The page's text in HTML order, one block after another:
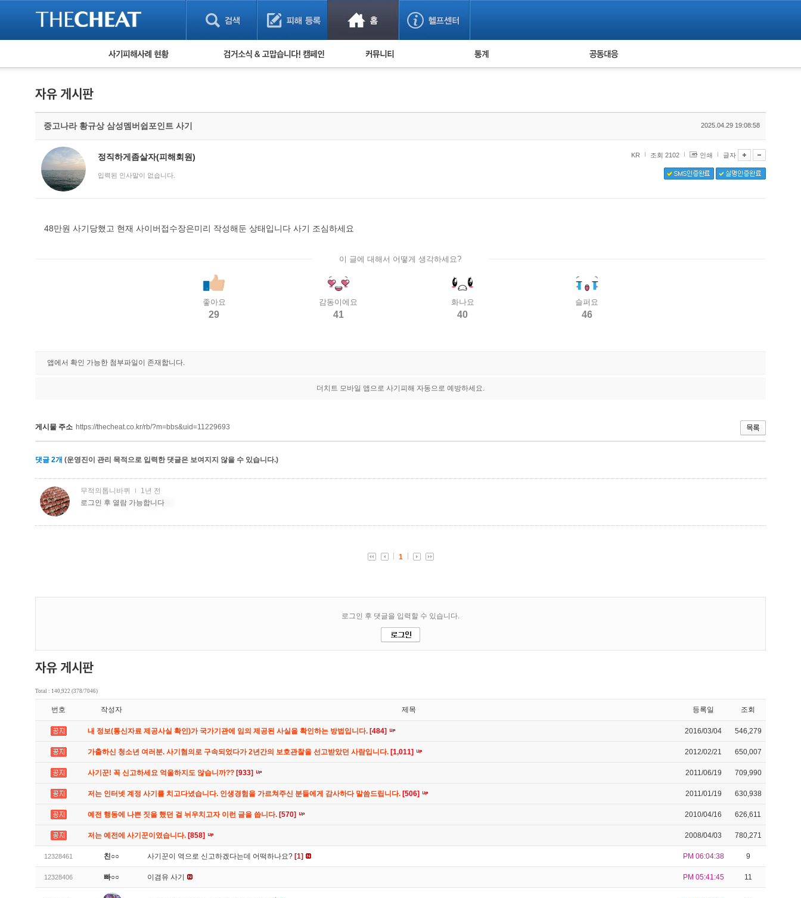
피해사례 현황
보이스피싱 피해사례
유해사이트 목록
비공개 피해사례
워킹홀리데이 피해사례
검거 소식 사기 예방했어요! 누적 피해사례 통계 피해자 공동대응
중고나라 황규상 삼성멤버쉽포인트 사기 2025.04.29 19:08:58
정직하게좀살자(피해회원)
입력된 인사말이 없습니다.
KR 조회 2102 인쇄 글자
48만원 사기당했고 현재 사이버접수장은미리 작성해둔 상태입니다 사기 조심하세요
이 글에 대해서 어떻게 생각하세요?
좋아요
29
감동이에요
41
화나요
40
슬퍼요
46
앱에서 확인 가능한 첨부파일이 존재합니다.
더치트 모바일 앱으로 사기피해 자동으로 예방하세요.
게시물 주소 https://thecheat.co.kr/rb/?m=bbs&uid=11229693
댓글 2개 (운영진이 관리 목적으로 입력한 댓글은 보여지지 않을 수 있습니다.)
Total : 140,922 (378/7046)
번호 작성자 제목 등록일 조회
내 정보(통신자료 제공사실 확인)가 국가기관에 임의 제공된 사실을 확인하는 방법입니다. [484] 2016/03/04 546,279
가출하신 청소년 여러분. 사기혐의로 구속되었다가 2년간의 보호관찰을 선고받았던 사람입니다. [1,011] 2012/02/21 650,007
사기꾼! 꼭 신고하세요 억울하지도 않습니까?? [933] 2011/06/19 709,990
저는 인터넷 계정 사기를 치고다녔습니다. 인생경험을 가르쳐주신 분들에게 감사하다 말씀드립니다. [506] 2011/01/19 630,938
예전 행동에 나쁜 짓을 했던 걸 뉘우치고자 이런 글을 씁니다. [570] 2010/04/16 626,611
저는 예전에 사기꾼이였습니다. [858] 2008/04/03 780,271
12328461 친○○ 사기꾼이 역으로 신고하겠다는데 어떡하나요? [1] PM 06:04:38 9
12328406 빠○○ 이겸유 사기 PM 05:41:45 11